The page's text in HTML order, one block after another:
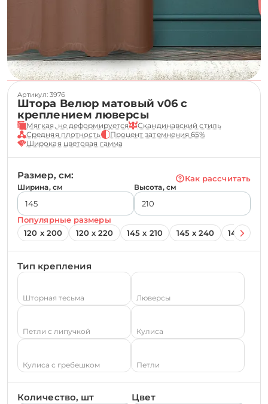
Артикул: 3976
Штора Велюр матовый v06 с
креплением люверсы
Мягкая, не деформируется
Скандинавский стиль
Средняя плотность
Процент затемнения 65%
Широкая цветовая гамма
Размер, см: Как рассчитать
Ширина, см Высота, см
Популярные размеры
120 х 200
120 х 220 145 х 210 145 х 240 145 х 260
Тип крепления
Шторная тесьма Люверсы
Петли с липучкой Кулиса
Кулиса с гребешком Петли
Количество, шт Цвет